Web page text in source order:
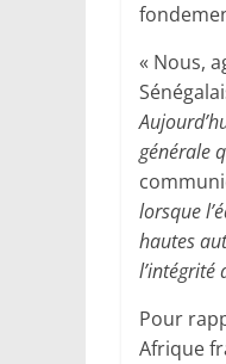
« Nous,
générale
lorsque
hautes
l’intégrité
Pour
Afrique